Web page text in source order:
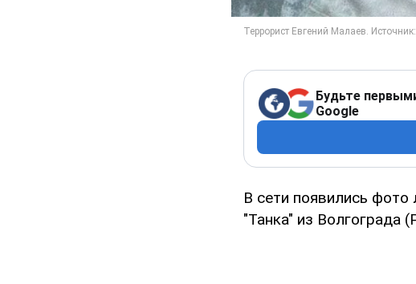
Будьте
Google
В сети появились
"Танка" из Волгограда